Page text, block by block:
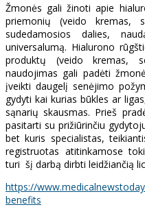
Žmonės gali žinoti apie
priemonių (veido kremas,
sudedamosios dalies,
universalumą. Hialurono
produktų (veido kremas,
naudojimas gali padėti
įveikti daugelį senėjimo
gydyti kai kurias būkles ar
sąnarių skausmas. Prieš
pasitarti su prižiūrinčiu
bet kuris specialistas,
registruotas atitinkamose
turi šį darbą dirbti leidžiančią
https://
benefits